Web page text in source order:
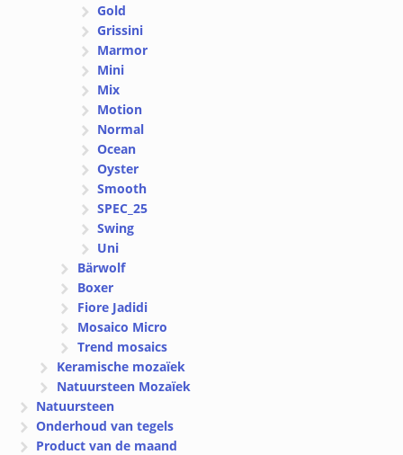
Gold
Grissini
Marmor
Mini
Mix
Motion
Normal
Ocean
Oyster
Smooth
SPEC_25
Swing
Uni
Bärwolf
Boxer
Fiore Jadidi
Mosaico Micro
Trend mosaics
Keramische mozaïek
Natuursteen Mozaïek
Natuursteen
Onderhoud van tegels
Product van de maand